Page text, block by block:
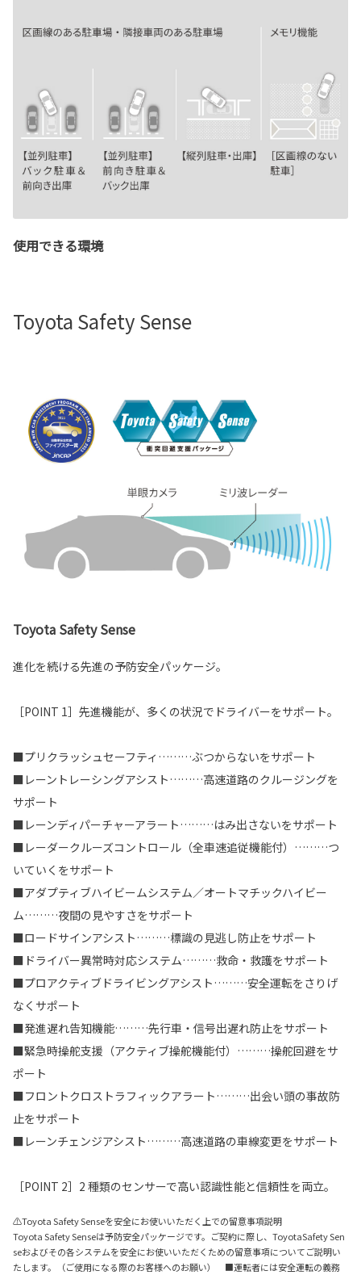
使用できる環境
Toyota Safety Sense
Toyota Safety Sense
進化を続ける先進の予防安全パッケージ。
［POINT 1］先進機能が、多くの状況でドライバーをサポート。
■プリクラッシュセーフティ………ぶつからないをサポート
■レーントレーシングアシスト………高速道路のクルージングを
サポート
■レーンディパーチャーアラート………はみ出さないをサポート
■レーダークルーズコントロール（全車速追従機能付）………つ
いていくをサポート
■アダプティブハイビームシステム／オートマチックハイビー
ム………夜間の見やすさをサポート
■ロードサインアシスト………標識の見逃し防止をサポート
■ドライバー異常時対応システム………救命・救護をサポート
■プロアクティブドライビングアシスト………安全運転をさりげ
なくサポート
■発進遅れ告知機能………先行車・信号出遅れ防止をサポート
■緊急時操舵支援（アクティブ操舵機能付）………操舵回避をサ
ポート
■フロントクロストラフィックアラート………出会い頭の事故防
止をサポート
■レーンチェンジアシスト………高速道路の車線変更をサポート
［POINT 2］2 種類のセンサーで高い認識性能と信頼性を両立。
⚠Toyota Safety Senseを安全にお使いいただく上での留意事項説明
Toyota Safety Senseは予防安全パッケージです。ご契約に際し、ToyotaSafety Sen
seおよびその各システムを安全にお使いいただくための留意事項についてご説明い
たします。（ご使用になる際のお客様へのお願い） ■運転者には安全運転の義務